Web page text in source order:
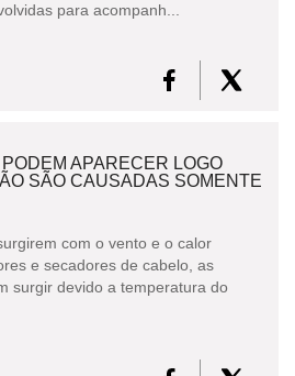
para acompanh...
APARECER LOGO
SÃO CAUSADAS SOMENTE
com o vento e o calor
e secadores de cabelo, as
surgir devido a temperatura do